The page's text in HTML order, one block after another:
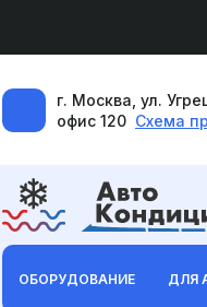
г. Москва, ул.
офис 120 Схема
ОБОРУДОВАНИЕ ДЛЯ